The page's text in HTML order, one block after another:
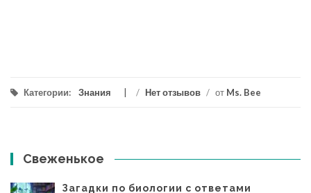
Категории: Знания / Нет отзывов / от Ms. Bee
Свеженькое
Загадки по биологии с ответами